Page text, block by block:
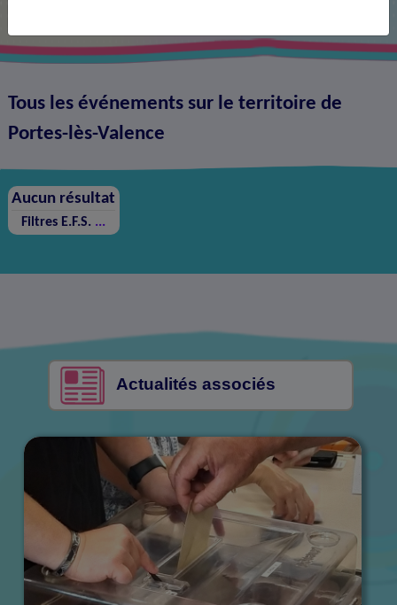
Tous les événements sur le territoire de
Portes-lès-Valence
Aucun résultat
Filtres E.F.S. ...
Actualités associés